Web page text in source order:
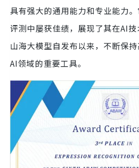
具有强大的通用能力和专业能力
评测中屡获佳绩，展现了其在AI技
山海大模型自发布以来，不断保
AI领域的重要工具。